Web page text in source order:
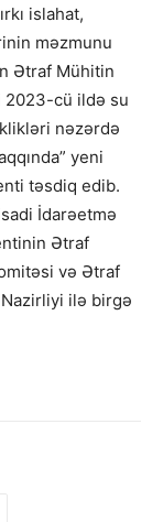
islahat,
məzmunu
Ətraf Mühitin
2023-cü ildə su
nəzərdə
yeni
təsdiq edib.
İdarəetmə
Ətraf
və Ətraf
ilə birgə